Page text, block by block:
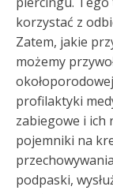
korzystać z
Zatem, jakie
możemy
profilaktyki
zabiegowe i ich
pojemniki na
podpaski,